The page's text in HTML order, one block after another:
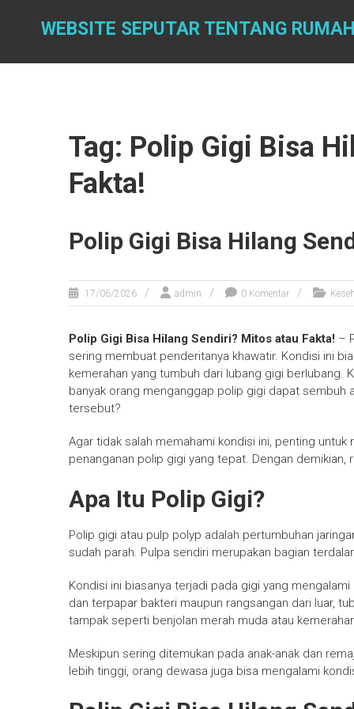
WEBSITE SEPUTAR TENTANG
Tag: Polip Gigi Bisa
Fakta!
Polip Gigi Bisa Hilang
17/06/2026 admin 0 Komentar
Polip Gigi Bisa Hilang Sendiri? Mitos atau Fakta! –
sering membuat penderitanya khawatir. Kondisi ini
kemerahan yang tumbuh dari lubang gigi berlubang.
banyak orang menganggap polip gigi dapat sembuh
tersebut?
Agar tidak salah memahami kondisi ini, penting
penanganan polip gigi yang tepat. Dengan
Apa Itu Polip Gigi?
Polip gigi atau pulp polyp adalah pertumbuhan
sudah parah. Pulpa sendiri merupakan bagian
Kondisi ini biasanya terjadi pada gigi yang
dan terpapar bakteri maupun rangsangan dari luar,
tampak seperti benjolan merah muda atau
Meskipun sering ditemukan pada anak-anak dan
lebih tinggi, orang dewasa juga bisa mengalami